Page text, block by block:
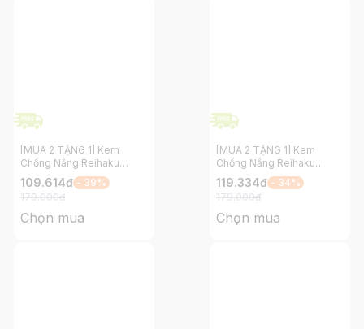
[MUA 2 TẶNG 1] Kem
Chống Nắng Reihaku
Hatomugi Nâng Tông và
Dưỡng Ẩm Cho Da SPF
50+ PA++++ 80g
109.614đ - 39%
179.000đ
Chọn mua
[MUA 2 TẶNG 1] Kem
Chống Nắng Reihaku
Hatomugi Nâng Tông và
Dưỡng Ẩm Cho Da SPF
50+ PA++++ Tím 70g
119.334đ - 34%
179.000đ
Chọn mua